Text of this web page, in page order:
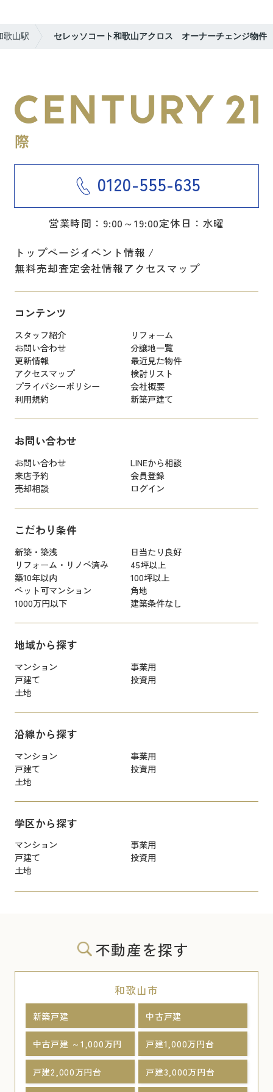
歌山駅 セレッソコート和歌山アクロス オーナーチェンジ物件
0120-555-635
営業時間：9:00～19:00定休日：水曜
トップページイベント情報
無料売却査定会社情報アクセスマップ
コンテンツ
スタッフ紹介
リフォーム
お問い合わせ
分譲地一覧
更新情報
最近見た物件
アクセスマップ
検討リスト
プライバシーポリシー
会社概要
利用規約
新築戸建て
お問い合わせ
お問い合わせ
LINEから相談
来店予約
会員登録
売却相談
ログイン
こだわり条件
新築・築浅
日当たり良好
リフォーム・リノベ済み
45坪以上
築10年以内
100坪以上
ペット可マンション
角地
1000万円以下
建築条件なし
地域から探す
マンション
事業用
戸建て
投資用
土地
沿線から探す
マンション
事業用
戸建て
投資用
土地
学区から探す
マンション
事業用
戸建て
投資用
土地
不動産を探す
和歌山市
新築戸建 中古戸建
中古戸建 ～1,000万円 戸建1,000万円台
戸建2,000万円台 戸建3,000万円台